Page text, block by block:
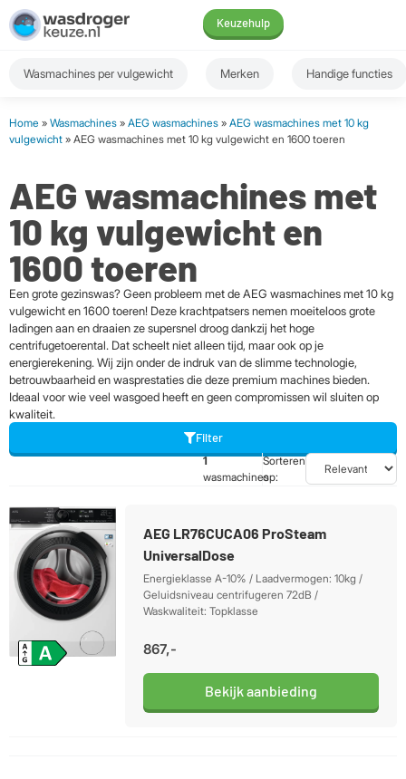
Keuzehulp
Wasmachines per vulgewicht Merken Handige functies
Home » Wasmachines » AEG wasmachines » AEG wasmachines met 10 kg
vulgewicht » AEG wasmachines met 10 kg vulgewicht en 1600 toeren
AEG wasmachines met
10 kg vulgewicht en
1600 toeren
Een grote gezinswas? Geen probleem met de AEG wasmachines met 10 kg
vulgewicht en 1600 toeren! Deze krachtpatsers nemen moeiteloos grote
ladingen aan en draaien ze supersnel droog dankzij het hoge
centrifugetoerental. Dat scheelt niet alleen tijd, maar ook op je
energierekening. Wij zijn onder de indruk van de slimme technologie,
betrouwbaarheid en wasprestaties die deze premium machines bieden.
Ideaal voor wie veel wasgoed heeft en geen compromissen wil sluiten op
kwaliteit.
Filter
1
wasmachines
Sorteren
op:
AEG LR76CUCA06 ProSteam
UniversalDose
Energieklasse A-10% / Laadvermogen: 10kg /
Geluidsniveau centrifugeren 72dB /
Waskwaliteit: Topklasse
867,-
Bekijk aanbieding